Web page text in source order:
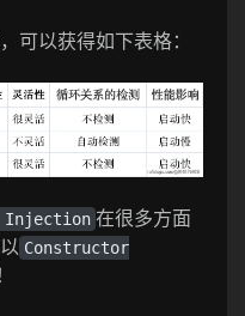
可以获得如下表格：
Injection 在很多方面
Constructor